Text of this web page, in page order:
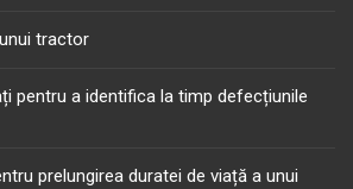
tractor
pentru a identifica la timp defecțiunile
prelungirea duratei de viață a unui